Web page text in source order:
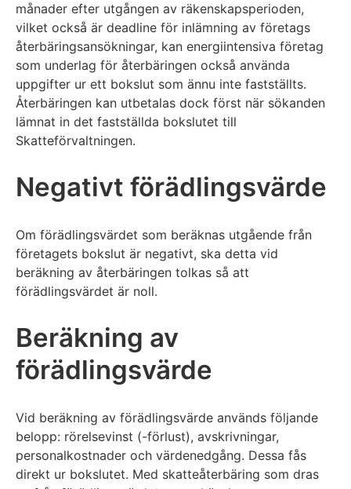
månader efter utgången av räkenskapsperioden,
vilket också är deadline för inlämning av företags
återbäringsansökningar, kan energiintensiva företag
som underlag för återbäringen också använda
uppgifter ur ett bokslut som ännu inte fastställts.
Återbäringen kan utbetalas dock först när sökanden
lämnat in det fastställda bokslutet till
Skatteförvaltningen.
Negativt förädlingsvärde
Om förädlingsvärdet som beräknas utgående från
företagets bokslut är negativt, ska detta vid
beräkning av återbäringen tolkas så att
förädlingsvärdet är noll.
Beräkning av
förädlingsvärde
Vid beräkning av förädlingsvärde används följande
belopp: rörelsevinst (-förlust), avskrivningar,
personalkostnader och värdenedgång. Dessa fås
direkt ur bokslutet. Med skatteåterbäring som dras